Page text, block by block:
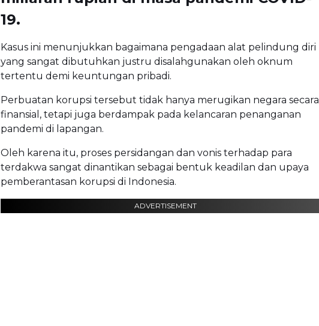
19.
Kasus ini menunjukkan bagaimana pengadaan alat pelindung diri
yang sangat dibutuhkan justru disalahgunakan oleh oknum
tertentu demi keuntungan pribadi.
Perbuatan korupsi tersebut tidak hanya merugikan negara secara
finansial, tetapi juga berdampak pada kelancaran penanganan
pandemi di lapangan.
Oleh karena itu, proses persidangan dan vonis terhadap para
terdakwa sangat dinantikan sebagai bentuk keadilan dan upaya
pemberantasan korupsi di Indonesia.
ADVERTISEMENT